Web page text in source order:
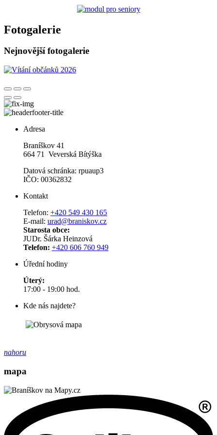
Fotogalerie
Nejnovější fotogalerie
Adresa
Braníškov 41
664 71 Veverská Bítýška
Datová schránka: rpuaup3
IČO: 00362832
Kontakt
Telefon: +420 549 430 165
E-mail: urad@braniskov.cz
Starosta obce:
JUDr. Šárka Heinzová
Telefon: +420 606 760 949
Úřední hodiny
Úterý:
17:00 - 19:00 hod.
Kde nás najdete?
nahoru
mapa